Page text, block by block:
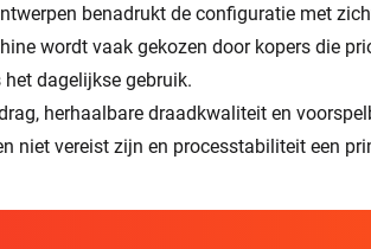
benadrukt de configuratie met
wordt vaak gekozen door kopers die
dagelijkse gebruik.
herhaalbare draadkwaliteit en
niet vereist zijn en processtabiliteit een